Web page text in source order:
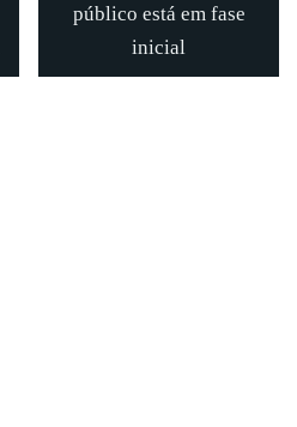
público está em fase
inicial